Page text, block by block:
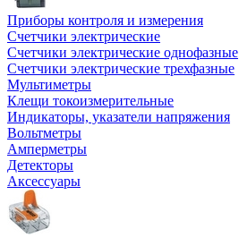
Приборы контроля и измерения
Счетчики электрические
Счетчики электрические однофазные
Счетчики электрические трехфазные
Мультиметры
Клещи токоизмерительные
Индикаторы, указатели напряжения
Вольтметры
Амперметры
Детекторы
Аксессуары